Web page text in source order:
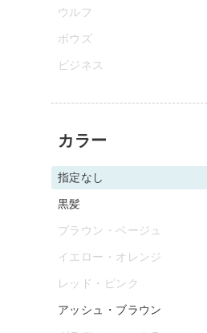
ウルフ
ボウズ
ビジネス
カラー
指定なし
黒髪
ブラウン・ベージュ
イエロー・オレンジ
レッド・ピンク
アッシュ・ブラウン